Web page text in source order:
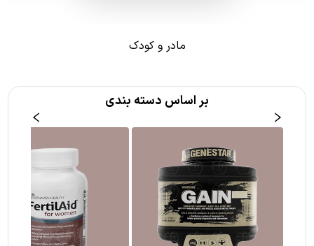
مادر و کودک
بر اساس دسته بندی